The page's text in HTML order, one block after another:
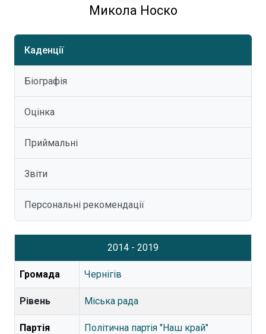
Микола Носко
Каденції
Біографія
Оцінка
Приймальні
Звіти
Персональні рекомендації
2014 - 2019
Громада Чернігів
Рівень Міська рада
Партія Політична партія "Наш край"